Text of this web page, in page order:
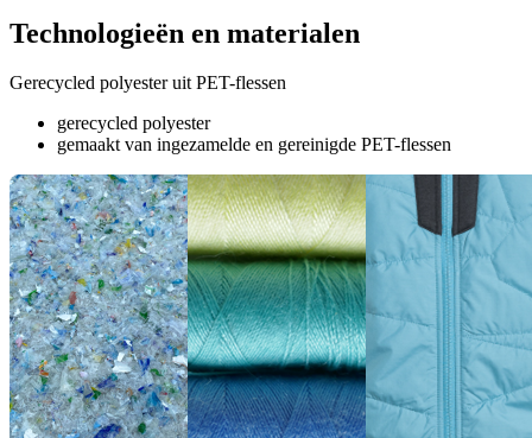
Technologieën en materialen
Gerecycled polyester uit PET-flessen
gerecycled polyester
gemaakt van ingezamelde en gereinigde PET-flessen